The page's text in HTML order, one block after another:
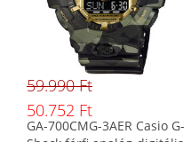
59.990 Ft
50.752 Ft
GA-700CMG-3AER Casio G-